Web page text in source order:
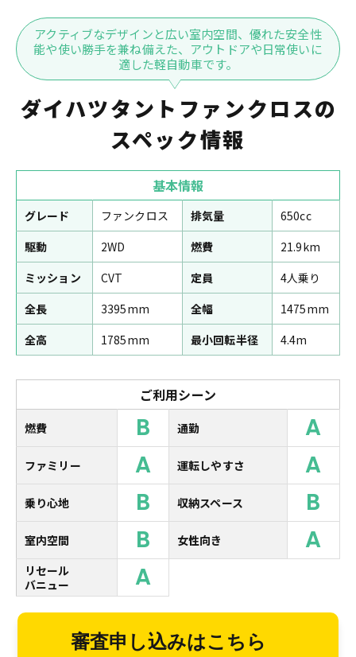
アクティブなデザインと広い室内空間、優れた安全性
能や使い勝手を兼ね備えた、アウトドアや日常使いに
適した軽自動車です。
ダイハツタントファンクロスの
スペック情報
基本情報
グレード ファンクロス 排気量
650cc
駆動
2WD 燃費
21.9km
ミッション
CVT 定員
4人乗り
全長
3395mm 全幅
1475mm
全高
1785mm 最小回転半径 4.4m
ご利用シーン
燃費 B 通勤 A
ファミリー A 運転しやすさ A
乗り心地 B 収納スペース B
室内空間 B 女性向き A
リセール
バニュー
A
審査申し込みはこちら